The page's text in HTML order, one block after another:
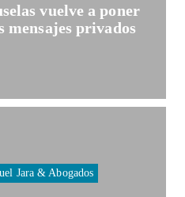
vuelve a poner
privados
Jara & Abogados